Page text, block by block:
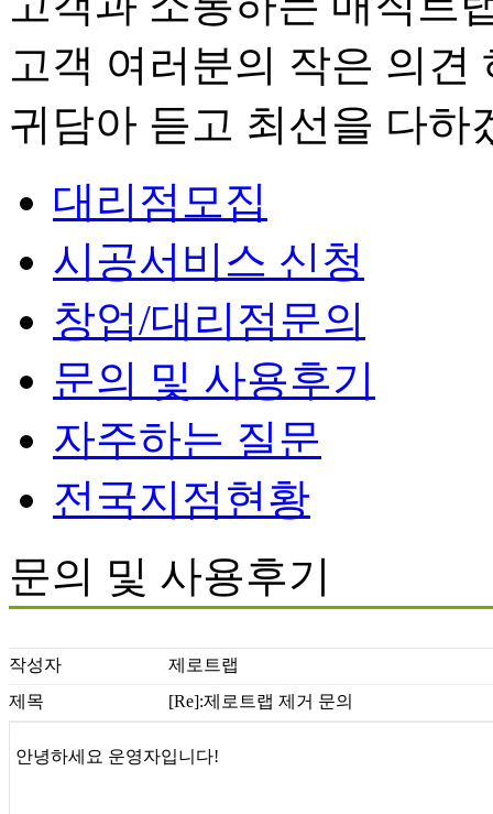
고객 여러분의 작은 의견
귀담아 듣고 최선을 다하
대리점모집
시공서비스 신청
창업/대리점문의
문의 및 사용후기
자주하는 질문
전국지점현황
문의 및 사용후기
작성자
제로트랩
제목
[Re]:제로트랩 제거 문의
안녕하세요 운영자입니다!